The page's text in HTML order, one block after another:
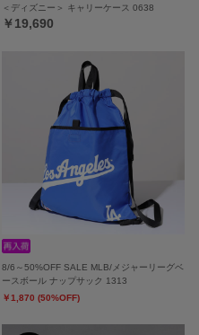
＜ディズニー＞ キャリーケース 0638
￥19,690
8/6～50%OFF SALE MLB/メジャーリーグベ
ースボール ナップサック 1313
￥1,870 (50%OFF)